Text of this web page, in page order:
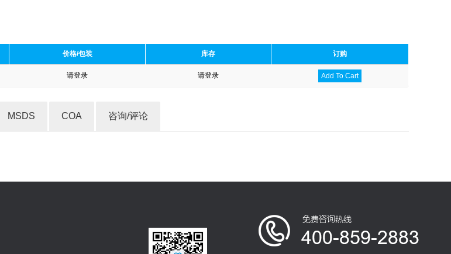
价格/包装 库存 订购
请登录 请登录 Add To Cart
MSDS COA 咨询/评论